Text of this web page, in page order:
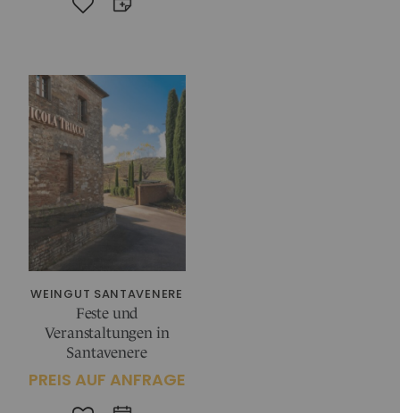
WEINGUT SANTAVENERE
Feste und
Veranstaltungen in
Santavenere
PREIS AUF ANFRAGE